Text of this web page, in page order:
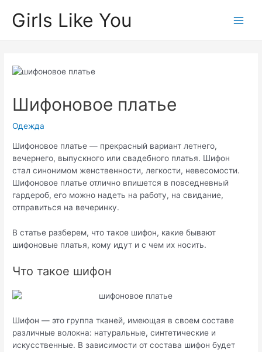
содержимому
Girls Like You
Шифоновое платье
Одежда
Шифоновое платье — прекрасный вариант летнего,
вечернего, выпускного или свадебного платья. Шифон
стал синонимом женственности, легкости, невесомости.
Шифоновое платье отлично впишется в повседневный
гардероб, его можно надеть на работу, на свидание,
отправиться на вечеринку.
В статье разберем, что такое шифон, какие бывают
шифоновые платья, кому идут и с чем их носить.
Что такое шифон
Шифон — это группа тканей, имеющая в своем составе
различные волокна: натуральные, синтетические и
искусственные. В зависимости от состава шифон будет